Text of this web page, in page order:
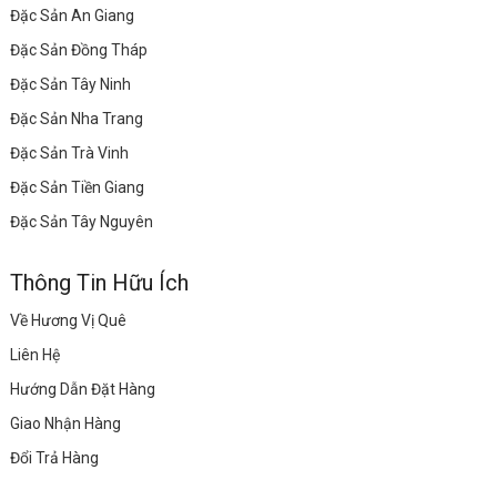
Đặc Sản An Giang
Đặc Sản Đồng Tháp
Đặc Sản Tây Ninh
Đặc Sản Nha Trang
Đặc Sản Trà Vinh
Đặc Sản Tiền Giang
Đặc Sản Tây Nguyên
Thông Tin Hữu Ích
Về Hương Vị Quê
Liên Hệ
Hướng Dẫn Đặt Hàng
Giao Nhận Hàng
Đổi Trả Hàng